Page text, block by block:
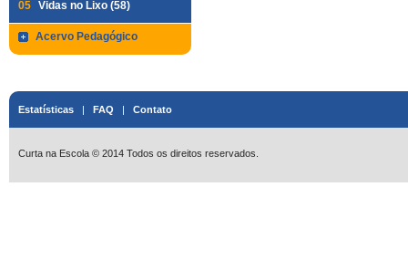
05 Vidas no Lixo (58)
Acervo Pedagógico
Estatísticas | FAQ | Contato
Curta na Escola © 2014 Todos os direitos reservados.